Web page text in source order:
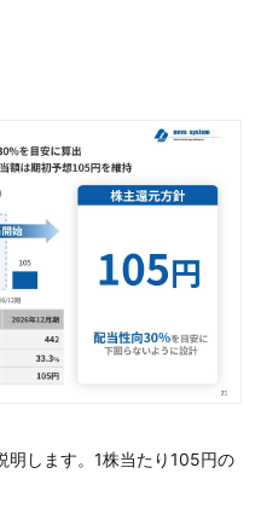
明します。1株当たり105円の